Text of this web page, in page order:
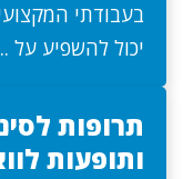
בעבודתי
יכול להשפיע על
תרופות
ותופעות